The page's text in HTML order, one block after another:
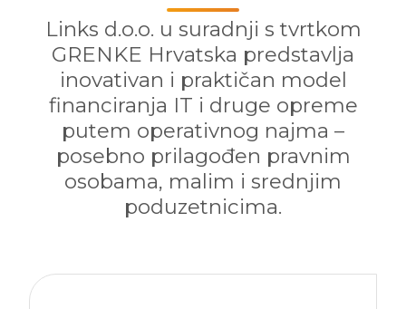
Links d.o.o. u suradnji s tvrtkom
GRENKE Hrvatska predstavlja
inovativan i praktičan model
financiranja IT i druge opreme
putem operativnog najma –
posebno prilagođen pravnim
osobama, malim i srednjim
poduzetnicima.